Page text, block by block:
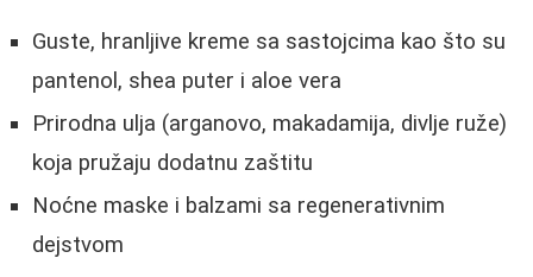
Guste, hranljive kreme sa sastojcima kao što su
pantenol, shea puter i aloe vera
Prirodna ulja (arganovo, makadamija, divlje ruže)
koja pružaju dodatnu zaštitu
Noćne maske i balzami sa regenerativnim
dejstvom